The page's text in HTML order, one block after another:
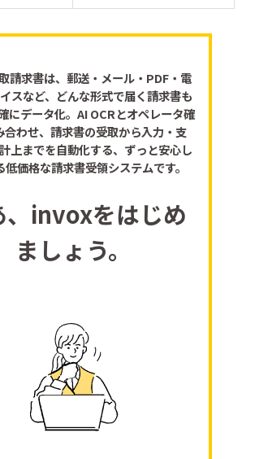
請求書は、郵送・メール・PDF・電
スなど、どんな形式で届く請求書も
にデータ化。AI OCRとオペレータ確
合わせ、請求書の受取から入力・支
上までを自動化する、ずっと安心し
低価格な請求書受領システムです。
、invoxをはじめ
ましょう。